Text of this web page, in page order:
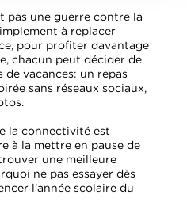
pas une guerre contre la
à replacer
pour profiter davantage
chacun peut décider de
vacances: un repas
sans réseaux sociaux,
la connectivité est
à la mettre en pause de
une meilleure
ne pas essayer dès
l’année scolaire du